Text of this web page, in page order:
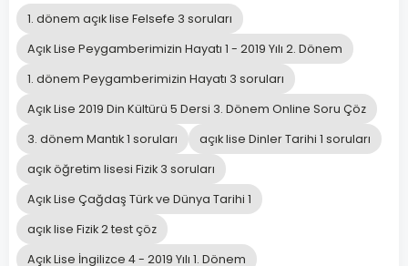
1. dönem açık lise Felsefe 3 soruları
Açık Lise Peygamberimizin Hayatı 1 - 2019 Yılı 2. Dönem
1. dönem Peygamberimizin Hayatı 3 soruları
Açık Lise 2019 Din Kültürü 5 Dersi 3. Dönem Online Soru Çöz
3. dönem Mantık 1 soruları
açık lise Dinler Tarihi 1 soruları
açık öğretim lisesi Fizik 3 soruları
Açık Lise Çağdaş Türk ve Dünya Tarihi 1
açık lise Fizik 2 test çöz
Açık Lise İngilizce 4 - 2019 Yılı 1. Dönem